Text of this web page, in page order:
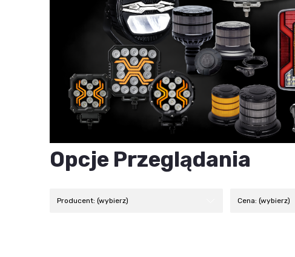
Opcje Przeglądania
Producent: (wybierz) Cena: (wybierz)